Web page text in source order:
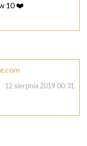
10 ❤️
12 sierpnia 2019 00:31